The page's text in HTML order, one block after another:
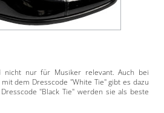
nicht nur für Musiker relevant. Auch bei
dem Dresscode "White Tie" gibt es dazu
"Black Tie" werden sie als beste